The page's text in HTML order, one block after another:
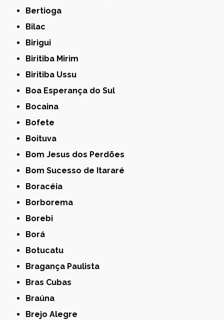
Bertioga
Bilac
Birigui
Biritiba Mirim
Biritiba Ussu
Boa Esperança do Sul
Bocaina
Bofete
Boituva
Bom Jesus dos Perdões
Bom Sucesso de Itararé
Boracéia
Borborema
Borebi
Borá
Botucatu
Bragança Paulista
Bras Cubas
Braúna
Brejo Alegre